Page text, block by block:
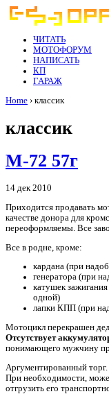
ЧИТАТЬ
МОТОФОРУМ
НАПИСАТЬ
КП
ГАРАЖ
Home › классик
классик
М-72 57г
14 дек 2010
Приходится продавать
качестве донора для
переоформляемы. Все
Все в родне, кроме:
кардана (при
генератора (при
катушек
одной)
лапки КПП (при
Мотоцикл перекрашен
Отсутствует
понимающего мужчину
Аргументированный торг.
При необходимости,
отгрузить его